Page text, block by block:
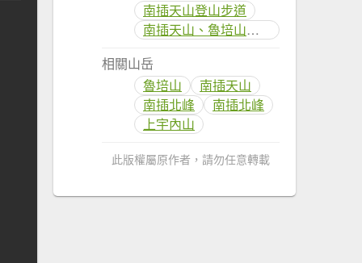
南插天山登山步道
南插天山、魯培山登山步道
相關山岳
魯培山
南插天山
南插北峰
南插北峰
上宇內山
此版權屬原作者，請勿任意轉載